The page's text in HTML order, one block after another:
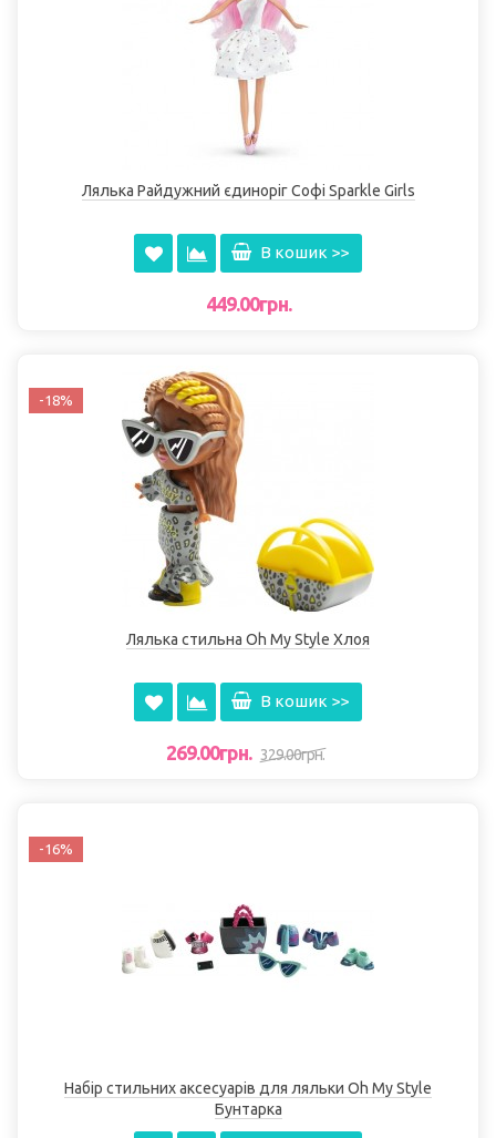
Лялька Райдужний єдиноріг Софі Sparkle Girls
В кошик >>
449.00грн.
-18%
Лялька стильна Oh My Style Хлоя
В кошик >>
269.00грн. 329.00грн.
-16%
Набір стильних аксесуарів для ляльки Oh My Style
Бунтарка